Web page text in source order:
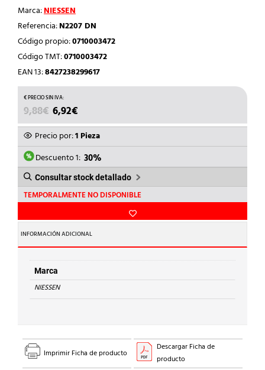
Marca:NIESSEN
Referencia:N2207 DN
Código propio:0710003472
Código TMT:0710003472
EAN 13:8427238299617
9,88€ EL
PRECIO
ORIGINAL
ERA:
9,88€.
6,92€
PRECIO
ACTUAL
ES:
6,92€.
Precio por:1 Pieza
Descuento 1: 30%
Consultar stock detallado
TEMPORALMENTE NO DISPONIBLE
INFORMACIÓN ADICIONAL
Marca
NIESSEN
Imprimir Ficha de producto
Descargar Ficha de
producto